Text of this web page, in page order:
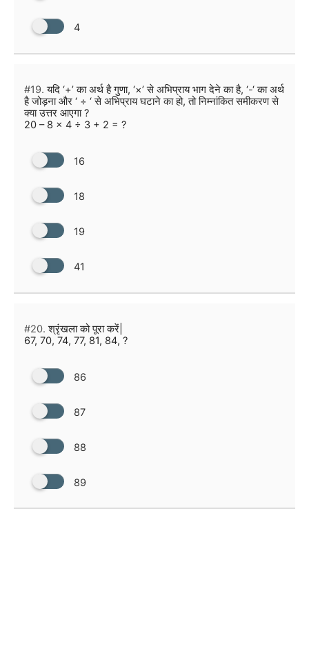
4
#19. यदि ‘+’ का अर्थ है गुणा, ‘×’ से अभिप्राय भाग देने का है, ‘-‘ का अर्थ
है जोड़ना और ‘ ÷ ‘ से अभिप्राय घटाने का हो, तो निम्नांकित समीकरण से
क्या उत्तर आएगा ?
20 – 8 × 4 ÷ 3 + 2 = ?
16
18
19
41
#20. श्रृंखला को पूरा करें|
67, 70, 74, 77, 81, 84, ?
86
87
88
89